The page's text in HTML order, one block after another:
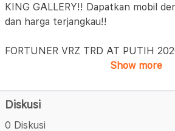
KING GALLERY!! Dapatkan mobil
dan harga terjangkau!!
FORTUNER VRZ TRD AT PUTIH
Show more
Diskusi
0 Diskusi